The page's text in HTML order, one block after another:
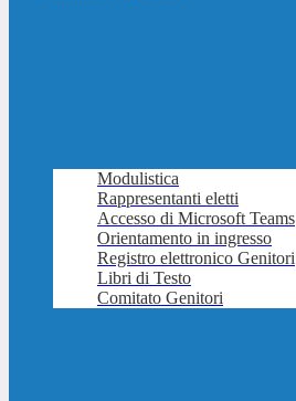
Modulistica
Rappresentanti eletti
Accesso di Microsoft Teams
Orientamento in ingresso
Registro elettronico Genitori
Libri di Testo
Comitato Genitori